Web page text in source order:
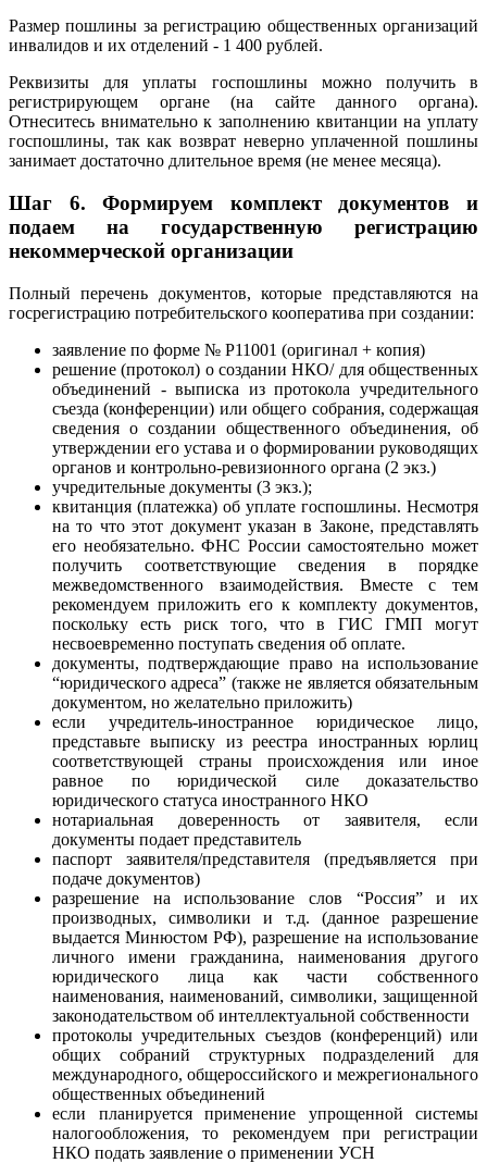
Размер пошлины за регистрацию общественных организаций
инвалидов и их отделений - 1 400 рублей.
Реквизиты для уплаты госпошлины можно получить в
регистрирующем органе (на сайте данного органа).
Отнеситесь внимательно к заполнению квитанции на уплату
госпошлины, так как возврат неверно уплаченной пошлины
занимает достаточно длительное время (не менее месяца).
Шаг 6.Формируем комплект документов и
подаем на государственную регистрацию
некоммерческой организации
Полный перечень документов, которые представляются на
госрегистрацию потребительского кооператива при создании:
заявление по форме № Р11001 (оригинал + копия)
решение (протокол) о создании НКО/ для общественных
объединений - выписка из протокола учредительного
съезда (конференции) или общего собрания, содержащая
сведения о создании общественного объединения, об
утверждении его устава и о формировании руководящих
органов и контрольно-ревизионного органа (2 экз.)
учредительные документы (3 экз.);
квитанция (платежка) об уплате госпошлины. Несмотря
на то что этот документ указан в Законе, представлять
его необязательно. ФНС России самостоятельно может
получить соответствующие сведения в порядке
межведомственного взаимодействия. Вместе с тем
рекомендуем приложить его к комплекту документов,
поскольку есть риск того, что в ГИС ГМП могут
несвоевременно поступать сведения об оплате.
документы, подтверждающие право на использование
“юридического адреса” (также не является обязательным
документом, но желательно приложить)
если учредитель-иностранное юридическое лицо,
представьте выписку из реестра иностранных юрлиц
соответствующей страны происхождения или иное
равное по юридической силе доказательство
юридического статуса иностранного НКО
нотариальная доверенность от заявителя, если
документы подает представитель
паспорт заявителя/представителя (предъявляется при
подаче документов)
разрешение на использование слов “Россия” и их
производных, символики и т.д. (данное разрешение
выдается Минюстом РФ), разрешение на использование
личного имени гражданина, наименования другого
юридического лица как части собственного
наименования, наименований, символики, защищенной
законодательством об интеллектуальной собственности
протоколы учредительных съездов (конференций) или
общих собраний структурных подразделений для
международного, общероссийского и межрегионального
общественных объединений
если планируется применение упрощенной системы
налогообложения, то рекомендуем при регистрации
НКО подать заявление о применении УСН